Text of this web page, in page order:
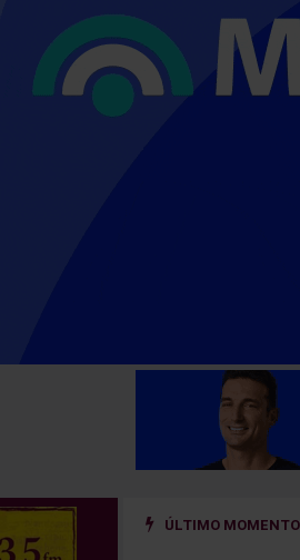
ÚLTIMO
y los desalojos?